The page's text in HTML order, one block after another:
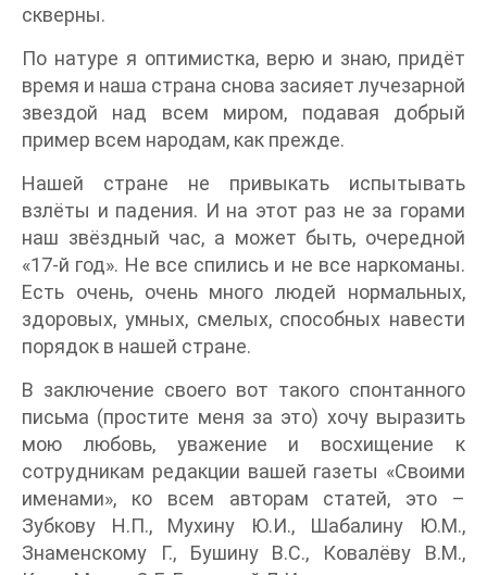
скверны.
По натуре я оптимистка, верю и знаю, придёт
время и наша страна снова засияет лучезарной
звездой над всем миром, подавая добрый
пример всем народам, как прежде.
Нашей стране не привыкать испытывать
взлёты и падения. И на этот раз не за горами
наш звёздный час, а может быть, очередной
«17-й год». Не все спились и не все наркоманы.
Есть очень, очень много людей нормальных,
здоровых, умных, смелых, способных навести
порядок в нашей стране.
В заключение своего вот такого спонтанного
письма (простите меня за это) хочу выразить
мою любовь, уважение и восхищение к
сотрудникам редакции вашей газеты «Своими
именами», ко всем авторам статей, это –
Зубкову Н.П., Мухину Ю.И., Шабалину Ю.М.,
Знаменскому Г., Бушину В.С., Ковалёву В.М.,